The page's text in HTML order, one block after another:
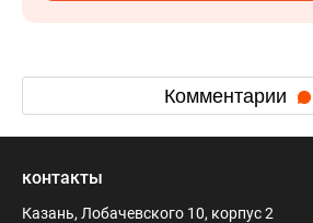
Комментарии
контакты
Казань, Лобачевского 10, корпус 2